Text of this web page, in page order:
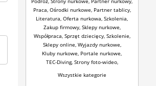
Praca Ośrodki nurkowe Partner tablicy,
Literatura Oferta nurkowa Szkolenia
Zakup firmowy, Sklepy nurkowe
Współpraca Sprzęt dziecięcy, Szkolenie
Sklepy online Wyjazdy nurkowe
Kluby nurkowe Portale nurkowe
TEC-Diving, Strony foto-wideo,
Wszystkie kategorie